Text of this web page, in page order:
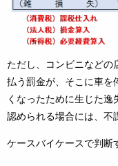
ただし、コンビニなどの
払う罰金が、そこに車を
くなったために生じた逸
認められる場合には、不
ケースバイケースで判断